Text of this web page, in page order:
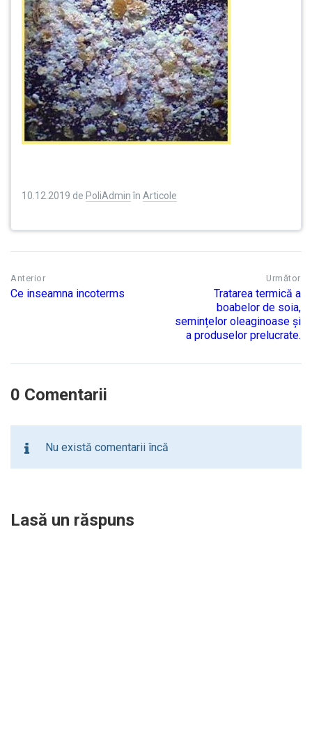
10.12.2019 de PoliAdmin în Articole
Anterior
Ce inseamna incoterms
Următor
Tratarea termică a
boabelor de soia,
semințelor oleaginoase și
a produselor prelucrate.
0 Comentarii
Nu există comentarii încă
Lasă un răspuns